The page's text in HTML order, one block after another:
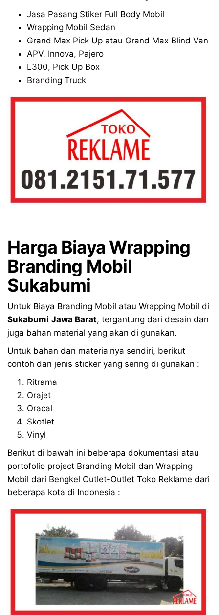
Jasa Pasang Stiker Full Body Mobil
Wrapping Mobil Sedan
Grand Max Pick Up atau Grand Max Blind Van
APV, Innova, Pajero
L300, Pick Up Box
Branding Truck
Harga Biaya Wrapping
Branding Mobil
Sukabumi
Untuk Biaya Branding Mobil atau Wrapping Mobil di
Sukabumi Jawa Barat, tergantung dari desain dan
juga bahan material yang akan di gunakan.
Untuk bahan dan materialnya sendiri, berikut
contoh dan jenis sticker yang sering di gunakan :
Ritrama
Orajet
Oracal
Skotlet
Vinyl
Berikut di bawah ini beberapa dokumentasi atau
portofolio project Branding Mobil dan Wrapping
Mobil dari Bengkel Outlet-Outlet Toko Reklame dari
beberapa kota di Indonesia :